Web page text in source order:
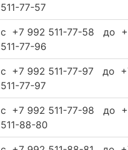
511-77-57
c +7 992 511-77-58 до
511-77-96
c +7 992 511-77-97 до
511-77-97
c +7 992 511-77-98 до
511-88-80